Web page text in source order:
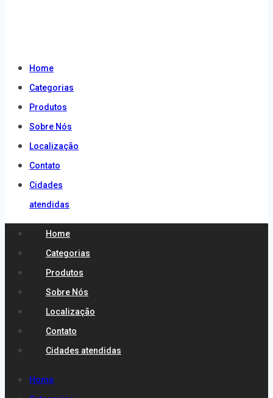
Home
Categorias
Produtos
Sobre Nós
Localização
Contato
Cidades
atendidas
Home
Categorias
Produtos
Sobre Nós
Localização
Contato
Cidades atendidas
Home